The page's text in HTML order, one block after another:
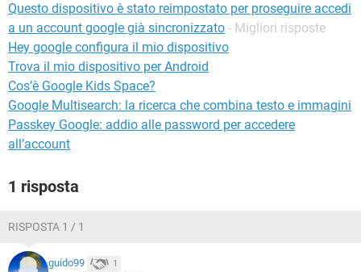
Questo dispositivo è stato reimpostato per proseguire accedi
a un account google già sincronizzato - Migliori risposte
Hey google configura il mio dispositivo
Trova il mio dispositivo per Android
Cos’è Google Kids Space?
Google Multisearch: la ricerca che combina testo e immagini
Passkey Google: addio alle password per accedere
all’account
1 risposta
RISPOSTA 1 / 1
guido99 1